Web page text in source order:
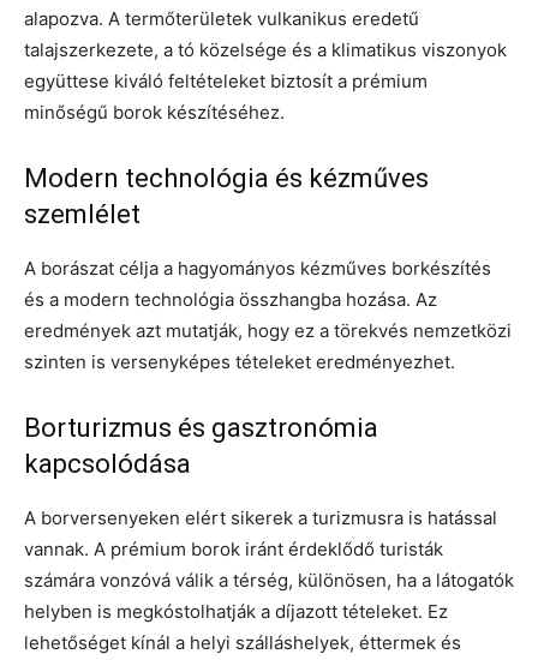
alapozva. A termőterületek vulkanikus eredetű
talajszerkezete, a tó közelsége és a klimatikus viszonyok
együttese kiváló feltételeket biztosít a prémium
minőségű borok készítéséhez.
Modern technológia és kézműves
szemlélet
A borászat célja a hagyományos kézműves borkészítés
és a modern technológia összhangba hozása. Az
eredmények azt mutatják, hogy ez a törekvés nemzetközi
szinten is versenyképes tételeket eredményezhet.
Borturizmus és gasztronómia
kapcsolódása
A borversenyeken elért sikerek a turizmusra is hatással
vannak. A prémium borok iránt érdeklődő turisták
számára vonzóvá válik a térség, különösen, ha a látogatók
helyben is megkóstolhatják a díjazott tételeket. Ez
lehetőséget kínál a helyi szálláshelyek, éttermek és